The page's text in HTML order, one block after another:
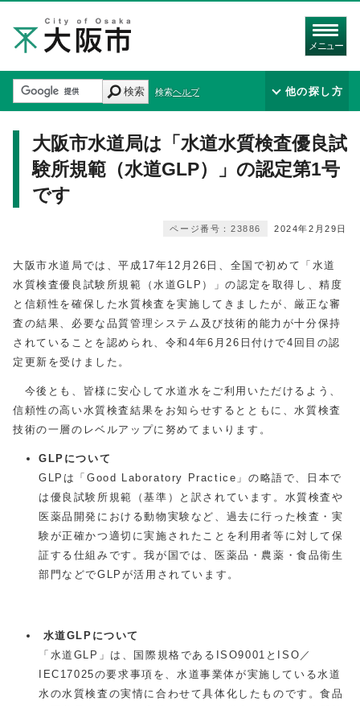
メニュー
検索 検索ヘルプ 他の探し方
大阪市水道局は「水道水質検査優良試
験所規範（水道GLP）」の認定第1号
です
2024年2月29日
ページ番号：23886
大阪市水道局では、平成17年12月26日、全国で初めて「水道
水質検査優良試験所規範（水道GLP）」の認定を取得し、精度
と信頼性を確保した水質検査を実施してきましたが、厳正な審
査の結果、必要な品質管理システム及び技術的能力が十分保持
されていることを認められ、令和4年6月26日付けで4回目の認
定更新を受けました。
今後とも、皆様に安心して水道水をご利用いただけるよう、
信頼性の高い水質検査結果をお知らせするとともに、水質検査
技術の一層のレベルアップに努めてまいります。
GLP について
GLPは「Good Laboratory Practice」の略語で、日本で
は優良試験所規範（基準）と訳されています。水質検査や
医薬品開発における動物実験など、過去に行った検査・実
験が正確かつ適切に実施されたことを利用者等に対して保
証する仕組みです。我が国では、医薬品・農薬・食品衛生
部門などでGLPが活用されています。
水道GLPについて
「水道GLP」は、国際規格であるISO9001とISO／
IEC17025の要求事項を、水道事業体が実施している水道
水の水質検査の実情に合わせて具体化したものです。食品